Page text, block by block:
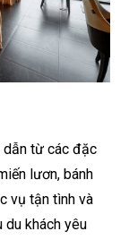
dẫn từ các đặc
lươn, bánh
vụ tận tình và
du khách yêu